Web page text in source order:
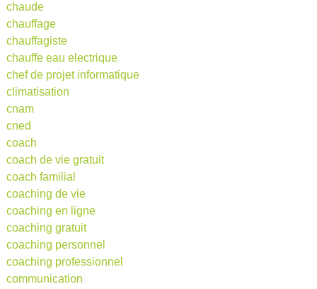
chaude
chauffage
chauffagiste
chauffe eau electrique
chef de projet informatique
climatisation
cnam
cned
coach
coach de vie gratuit
coach familial
coaching de vie
coaching en ligne
coaching gratuit
coaching personnel
coaching professionnel
communication